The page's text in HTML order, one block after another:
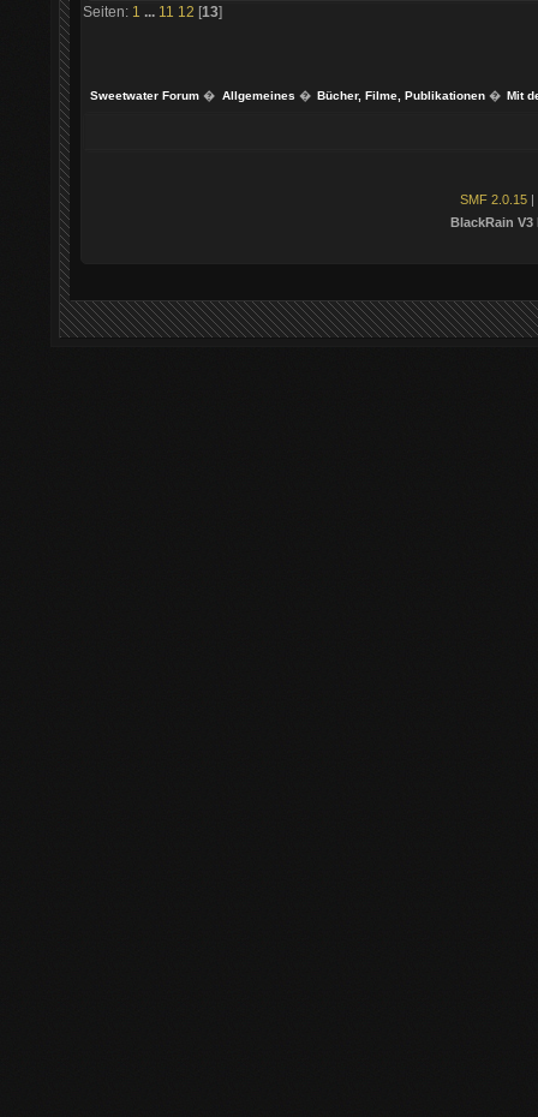
Seiten: 1 11 12 [13]
Sweetwater Forum � Allgemeines � Bücher, Filme, Publikationen� Mit
SMF 2.0.15 |
BlackRain V3